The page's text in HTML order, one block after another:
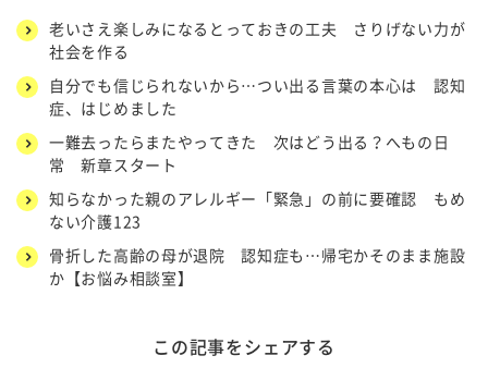
老いさえ楽しみになるとっておきの工夫 さりげない力が
社会を作る
自分でも信じられないから…つい出る言葉の本心は 認知
症、はじめました
一難去ったらまたやってきた 次はどう出る？へもの日
常 新章スタート
知らなかった親のアレルギー「緊急」の前に要確認 もめ
ない介護123
骨折した高齢の母が退院 認知症も…帰宅かそのまま施設
か【お悩み相談室】
この記事をシェアする